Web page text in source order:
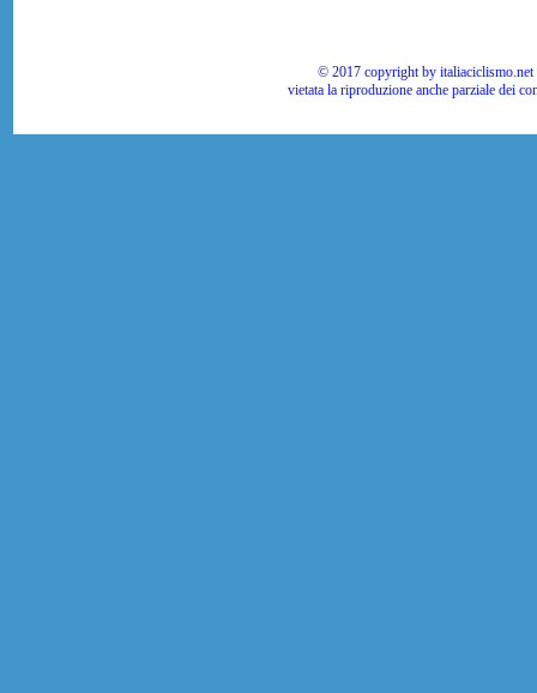
© 2017 copyright by
vietata la riproduzione anche parziale dei